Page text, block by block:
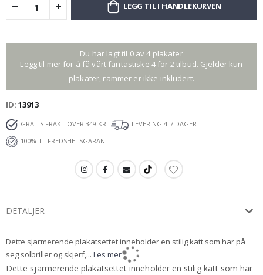
LEGG TIL I HANDLEKURVEN
Du har lagt til 0 av 4 plakater
Legg til mer for å få vårt fantastiske 4 for 2 tilbud. Gjelder kun
plakater, rammer er ikke inkludert.
ID 13913
GRATIS FRAKT OVER 349 KR
LEVERING 4-7 DAGER
100% TILFREDSHETSGARANTI
DETALJER
Dette sjarmerende plakatsettet inneholder en stilig katt som har på
seg solbriller og skjerf,... Les mer
Dette sjarmerende plakatsettet inneholder en stilig katt som har